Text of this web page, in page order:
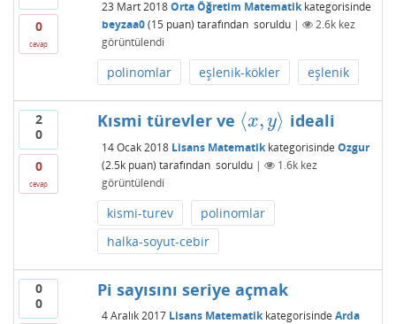
0
cevap
23 Mart 2018 Orta Öğretim Matematikkategorisinde
beyzaa0 (15 puan) tarafından soruldu | 2.6kkez
görüntülendi
polinomlar eşlenik-kökler eşlenik
2
0
0
cevap
Kısmi türevler ve ⟨x, y⟩
⟨x,y⟩ ideali
14 Ocak 2018 Lisans Matematikkategorisinde Ozgur
(2.5kpuan) tarafından soruldu | 1.6kkez
görüntülendi
kismi-turev
polinomlar
halka-soyut-cebir
0
0
Pi sayısını seriye açmak
4 Aralık 2017 Lisans Matematikkategorisinde Arda